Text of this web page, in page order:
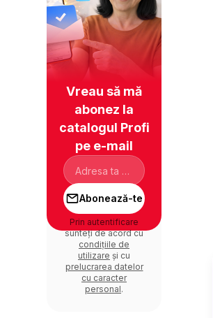
Vreau să mă
abonez la
catalogul Profi
pe e-mail
Abonează-te
Prin autentificare
sunteți de acord cu
condițiile de
utilizare și cu
prelucrarea datelor
cu caracter
personal.